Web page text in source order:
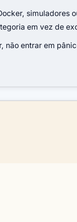
simuladores
em vez de
não entrar em